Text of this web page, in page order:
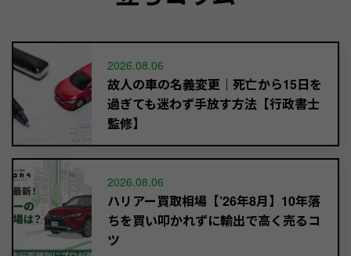
2026.08.06
故人の車の名義変更｜死亡から15日を
過ぎても迷わず手放す方法【行政書士
監修】
2026.08.06
ハリアー買取相場【’26年8月】10年落
ちを買い叩かれずに輸出で高く売るコ
ツ